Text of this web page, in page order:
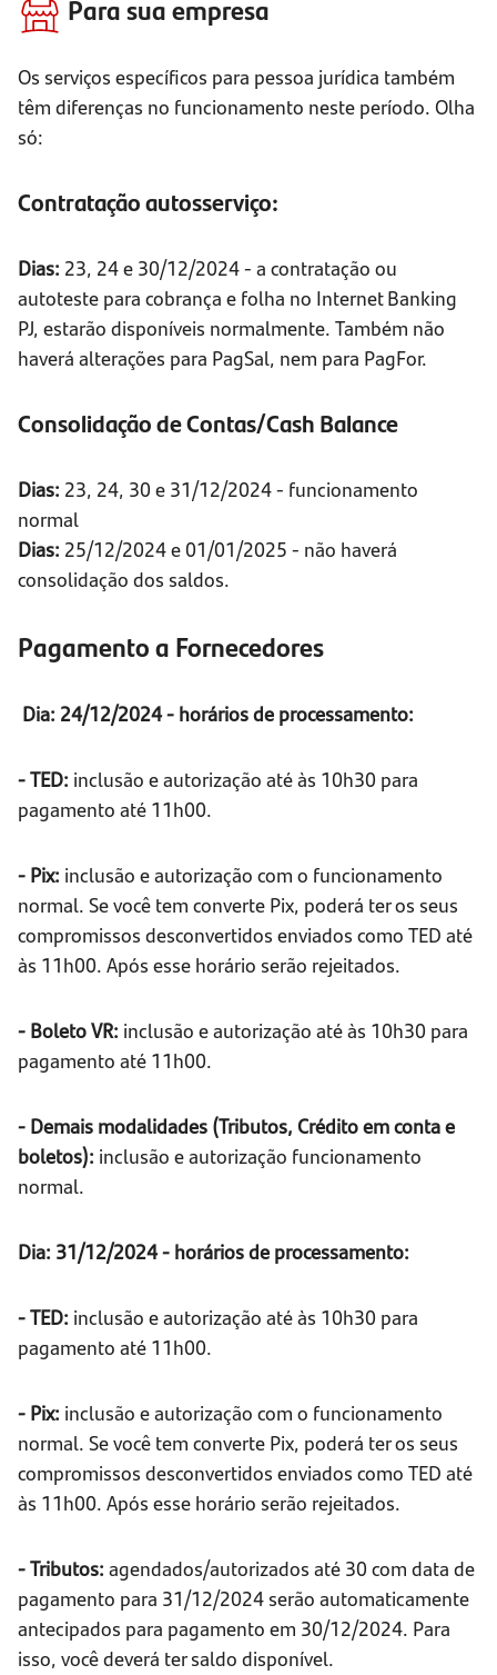
Para sua empresa
Os serviços específicos para pessoa jurídica também
têm diferenças no funcionamento neste período. Olha
só:
Contratação autosserviço:
Dias: 23, 24 e 30/12/2024 - a contratação ou
autoteste para cobrança e folha no Internet Banking
PJ, estarão disponíveis normalmente. Também não
haverá alterações para PagSal, nem para PagFor.
Consolidação de Contas/Cash Balance
Dias: 23, 24, 30 e 31/12/2024 - funcionamento
normal
Dias: 25/12/2024 e 01/01/2025 - não haverá
consolidação dos saldos.
Pagamento a Fornecedores
Dia: 24/12/2024 - horários de processamento:
- TED: inclusão e autorização até às 10h30 para
pagamento até 11h00.
- Pix: inclusão e autorização com o funcionamento
normal. Se você tem converte Pix, poderá ter os seus
compromissos desconvertidos enviados como TED até
às 11h00. Após esse horário serão rejeitados.
- Boleto VR: inclusão e autorização até às 10h30 para
pagamento até 11h00.
- Demais modalidades (Tributos, Crédito em conta e
boletos): inclusão e autorização funcionamento
normal.
Dia: 31/12/2024 - horários de processamento:
- TED: inclusão e autorização até às 10h30 para
pagamento até 11h00.
- Pix: inclusão e autorização com o funcionamento
normal. Se você tem converte Pix, poderá ter os seus
compromissos desconvertidos enviados como TED até
às 11h00. Após esse horário serão rejeitados.
- Tributos: agendados/autorizados até 30 com data de
pagamento para 31/12/2024 serão automaticamente
antecipados para pagamento em 30/12/2024. Para
isso, você deverá ter saldo disponível.